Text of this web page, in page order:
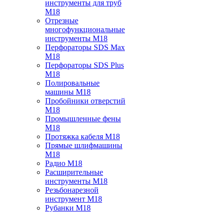
инструменты для труб
M18
Отрезные
многофункциональные
инструменты M18
Перфораторы SDS Max
M18
Перфораторы SDS Plus
M18
Полировальные
машины M18
Пробойники отверстий
M18
Промышленные фены
M18
Протяжка кабеля M18
Прямые шлифмашины
M18
Радио M18
Расширительные
инструменты M18
Резьбонарезной
инструмент M18
Рубанки M18